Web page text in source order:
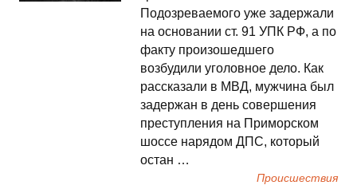
Подозреваемого уже задержали
на основании ст. 91 УПК РФ, а по
факту произошедшего
возбудили уголовное дело. Как
рассказали в МВД, мужчина был
задержан в день совершения
преступления на Приморском
шоссе нарядом ДПС, который
остан …
Происшествия